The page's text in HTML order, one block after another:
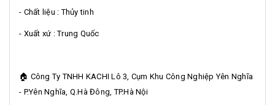
- Chất liệu : Thủy tinh
- Xuất xứ : Trung Quốc
🏠 Công Ty TNHH KACHI Lô 3, Cụm Khu Công Nghiệp Yên Nghĩa
- P.Yên Nghĩa, Q.Hà Đông, TP.Hà Nội